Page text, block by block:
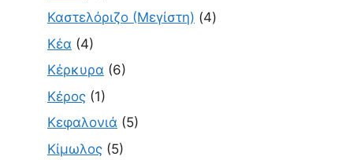
Καστελόριζο (Μεγίστη) (4)
Κέα (4)
Κέρκυρα (6)
Κέρος (1)
Κεφαλονιά (5)
Κίμωλος (5)